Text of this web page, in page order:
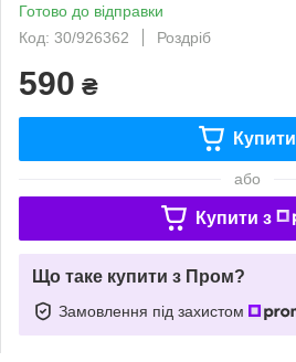
Готово до відправки
Код: 30/926362
Роздріб
590 ₴
Купити
або
Купити з
Що таке купити з Пром?
Замовлення під захистом